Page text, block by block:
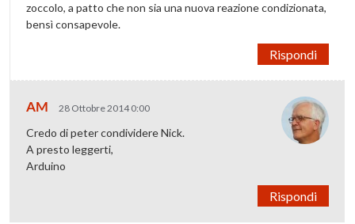
zoccolo, a patto che non sia una nuova reazione condizionata,
bensì consapevole.
Rispondi
AM 28 Ottobre 2014 0:00
Credo di peter condividere Nick.
A presto leggerti,
Arduino
Rispondi